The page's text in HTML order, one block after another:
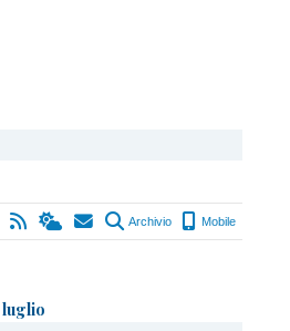
Archivio Mobile
luglio